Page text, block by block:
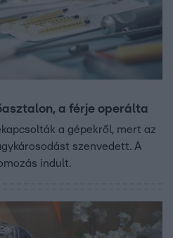
a férje operálta
a gépekről, mert az
szenvedett. A
indult.